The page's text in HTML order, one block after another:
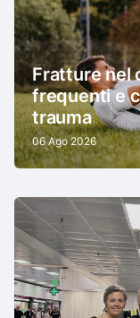
Fratture nel
frequenti e
trauma
06 Ago 2026